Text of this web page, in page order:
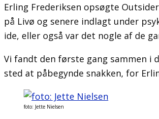
Erling Frederiksen opsøgte
på Livø og senere indlagt under
ide, eller også var det nogle af de
Vi fandt den første gang sammen i
sted at påbegynde snakken, for
foto: Jette Nielsen